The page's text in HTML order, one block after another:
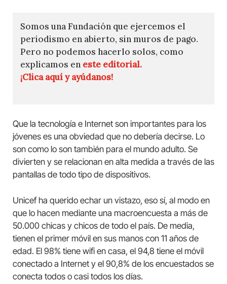
Somos una Fundación que ejercemos el
periodismo en abierto, sin muros de pago.
Pero no podemos hacerlo solos, como
explicamos en este editorial.
¡Clica aquí y ayúdanos!
Que la tecnología e Internet son importantes para los
jóvenes es una obviedad que no debería decirse. Lo
son como lo son también para el mundo adulto. Se
divierten y se relacionan en alta medida a través de las
pantallas de todo tipo de dispositivos.
Unicef ha querido echar un vistazo, eso sí, al modo en
que lo hacen mediante una macroencuesta a más de
50.000 chicas y chicos de todo el país. De media,
tienen el primer móvil en sus manos con 11 años de
edad. El 98% tiene wifi en casa, el 94,8 tiene el móvil
conectado a Internet y el 90,8% de los encuestados se
conecta todos o casi todos los días.